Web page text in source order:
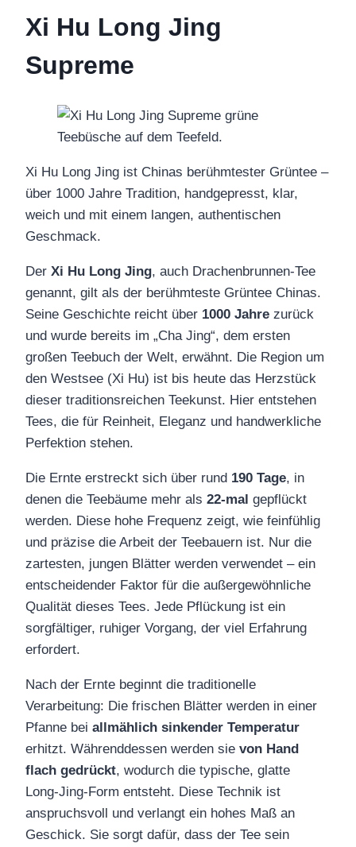
Xi Hu Long Jing
Supreme
Xi Hu Long Jing ist Chinas berühmtester Grüntee –
über 1000 Jahre Tradition, handgepresst, klar,
weich und mit einem langen, authentischen
Geschmack.
Der Xi Hu Long Jing, auch Drachenbrunnen‑Tee
genannt, gilt als der berühmteste Grüntee Chinas.
Seine Geschichte reicht über 1000 Jahre zurück
und wurde bereits im „Cha Jing“, dem ersten
großen Teebuch der Welt, erwähnt. Die Region um
den Westsee (Xi Hu) ist bis heute das Herzstück
dieser traditionsreichen Teekunst. Hier entstehen
Tees, die für Reinheit, Eleganz und handwerkliche
Perfektion stehen.
Die Ernte erstreckt sich über rund 190 Tage, in
denen die Teebäume mehr als 22‑mal gepflückt
werden. Diese hohe Frequenz zeigt, wie feinfühlig
und präzise die Arbeit der Teebauern ist. Nur die
zartesten, jungen Blätter werden verwendet – ein
entscheidender Faktor für die außergewöhnliche
Qualität dieses Tees. Jede Pflückung ist ein
sorgfältiger, ruhiger Vorgang, der viel Erfahrung
erfordert.
Nach der Ernte beginnt die traditionelle
Verarbeitung: Die frischen Blätter werden in einer
Pfanne bei allmählich sinkender Temperatur
erhitzt. Währenddessen werden sie von Hand
flach gedrückt, wodurch die typische, glatte
Long‑Jing‑Form entsteht. Diese Technik ist
anspruchsvoll und verlangt ein hohes Maß an
Geschick. Sie sorgt dafür, dass der Tee sein